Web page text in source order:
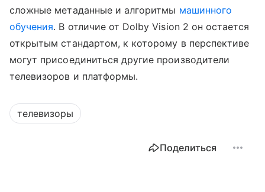
сложные метаданные и алгоритмы машинного
обучения. В отличие от Dolby Vision 2 он остается
открытым стандартом, к которому в перспективе
могут присоединиться другие производители
телевизоров и платформы.
телевизоры
Поделиться